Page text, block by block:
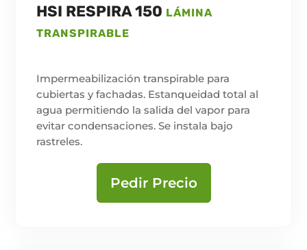
HSI RESPIRA 150 LÁMINA
TRANSPIRABLE
Impermeabilización transpirable para
cubiertas y fachadas. Estanqueidad total al
agua permitiendo la salida del vapor para
evitar condensaciones. Se instala bajo
rastreles.
Pedir Precio